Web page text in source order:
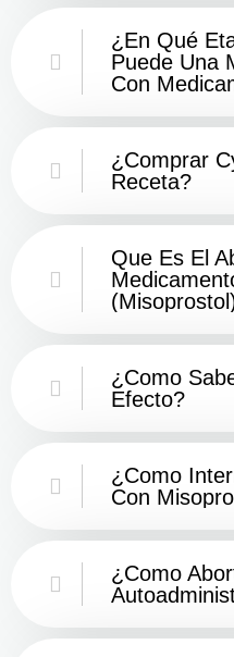
¿En Qué
Puede Una
Con
¿Comprar
Receta?
Que Es El
¿Como
Efecto?
¿como
Con
¿Como